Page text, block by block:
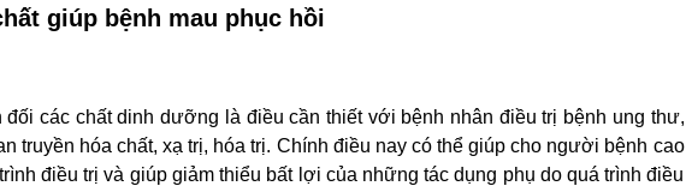
giúp bệnh mau phục hồi
đối các chất dinh dưỡng là điều cần thiết với bệnh nhân điều trị bệnh ung thư,
truyền hóa chất, xạ trị, hóa trị. Chính điều nay có thể giúp cho người bệnh cao
điều trị và giúp giảm thiểu bất lợi của những tác dụng phụ do quá trình điều